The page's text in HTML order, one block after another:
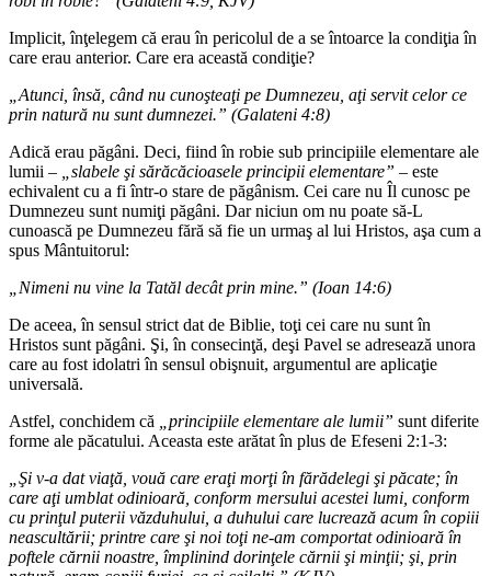
Implicit, înţelegem că erau în pericolul de a se întoarce la condiţia în
care erau anterior. Care era această condiţie?
„Atunci, însă, când nu cunoşteaţi pe Dumnezeu, aţi servit celor ce
prin natură nu sunt dumnezei.” (Galateni 4:8)
Adică erau păgâni. Deci, fiind în robie sub principiile elementare ale
lumii – „slabele şi sărăcăcioasele principii elementare” – este
echivalent cu a fi într-o stare de păgânism. Cei care nu Îl cunosc pe
Dumnezeu sunt numiţi păgâni. Dar niciun om nu poate să-L
cunoască pe Dumnezeu fără să fie un urmaş al lui Hristos, aşa cum a
spus Mântuitorul:
„Nimeni nu vine la Tatăl decât prin mine.” (Ioan 14:6)
De aceea, în sensul strict dat de Biblie, toţi cei care nu sunt în
Hristos sunt păgâni. Şi, în consecinţă, deşi Pavel se adresează unora
care au fost idolatri în sensul obişnuit, argumentul are aplicaţie
universală.
Astfel, conchidem că „principiile elementare ale lumii” sunt diferite
forme ale păcatului. Aceasta este arătat în plus de Efeseni 2:1-3:
„Şi v-a dat viaţă, vouă care eraţi morţi în fărădelegi şi păcate; în
care aţi umblat odinioară, conform mersului acestei lumi, conform
cu prinţul puterii văzduhului, a duhului care lucrează acum în copiii
neascultării; printre care şi noi toţi ne-am comportat odinioară în
poftele cărnii noastre, împlinind dorinţele cărnii şi minţii; şi, prin